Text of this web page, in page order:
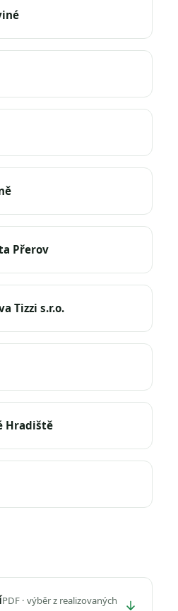
Přerov
Tizzi s.r.o.
Hradiště
PDF · výběr z realizovaných